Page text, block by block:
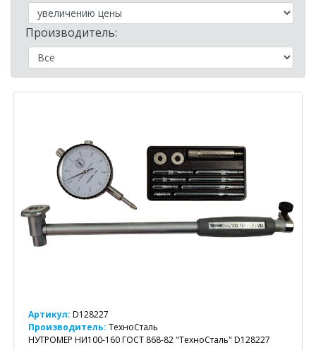
Производитель:
Артикул: D128227
Производитель: ТехноСталь
НУТРОМЕР НИ100-160 ГОСТ 868-82 "ТехноСталь" D128227